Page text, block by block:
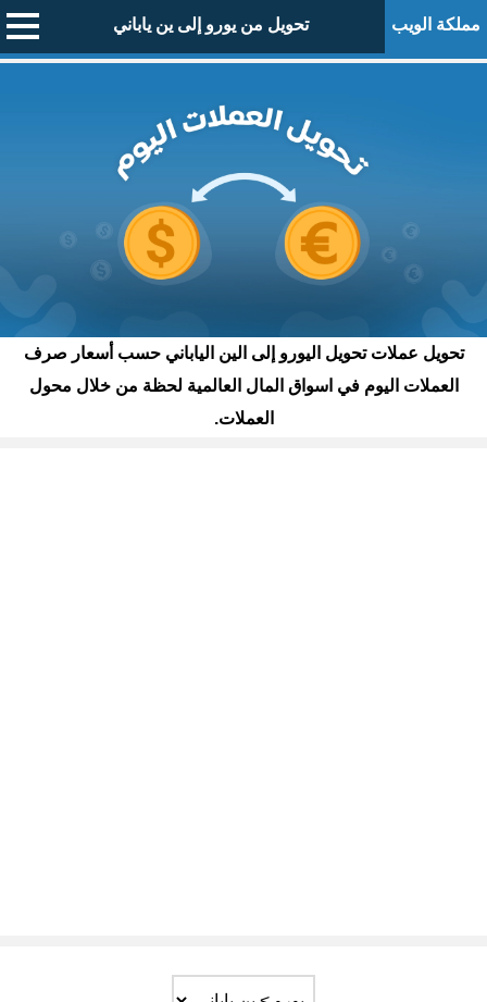
مملكة الويب تحويل من يورو إلى ين ياباني
تحويل عملات تحويل اليورو إلى الين الياباني حسب أسعار صرف
العملات اليوم في اسواق المال العالمية لحظة من خلال محول
العملات.